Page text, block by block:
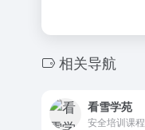
相关导航
看雪学苑
安全培训课程